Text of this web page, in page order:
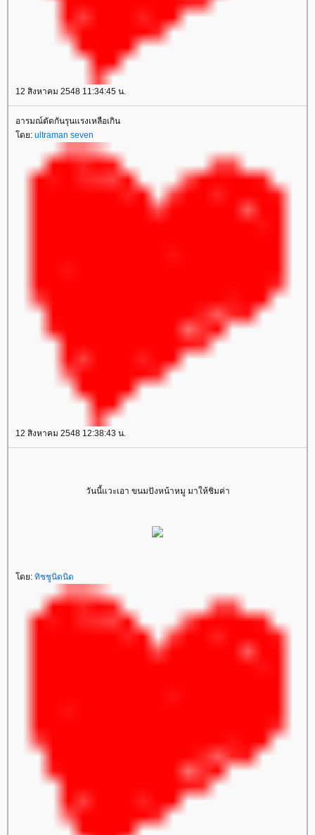
12 สิงหาคม 2548 11:34:45 น.
อารมณ์ตัดกันรุนแรงเหลือเกิน
ดย: ultraman seven
12 สิงหาคม 2548 12:38:43 น.
วันนี้แวะเอา ขนมปังหน้าหมู มาให้ชิมค่า
ดย: ทิชชูนิดนิด